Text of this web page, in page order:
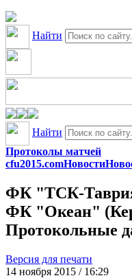
Найти
Найти
Протоколы матчей
cfu2015.comНовости
ФК "ТСК-
ФК "Океан"
Протокольные
Версия для печати
14 ноября 2015 / 16:29